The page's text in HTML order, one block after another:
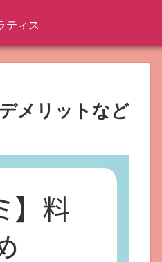
ティス
メリットなど